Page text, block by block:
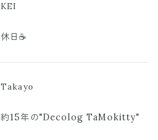
KEI
休日☕️
Takayo
約15年の"Decolog TaMokitty"